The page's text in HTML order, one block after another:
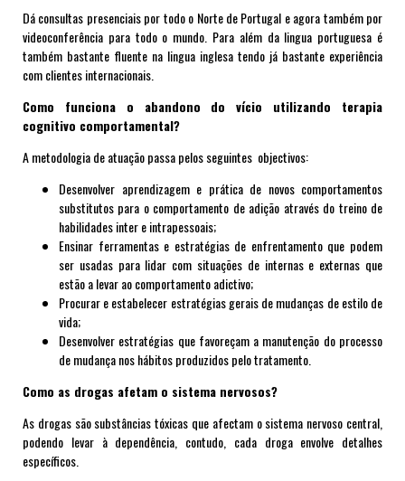
Dá consultas presenciais por todo o Norte de Portugal e agora também por
videoconferência para todo o mundo. Para além da lingua portuguesa é
também bastante fluente na lingua inglesa tendo já bastante experiência
com clientes internacionais.
Como funciona o abandono do vício utilizando terapia
cognitivo comportamental?
A metodologia de atuação passa pelos seguintes objectivos:
Desenvolver aprendizagem e prática de novos comportamentos
substitutos para o comportamento de adição através do treino de
habilidades inter e intrapessoais;
Ensinar ferramentas e estratégias de enfrentamento que podem
ser usadas para lidar com situações de internas e externas que
estão a levar ao comportamento adictivo;
Procurar e estabelecer estratégias gerais de mudanças de estilo de
vida;
Desenvolver estratégias que favoreçam a manutenção do processo
de mudança nos hábitos produzidos pelo tratamento.
Como as drogas afetam o sistema nervosos?
As drogas são substâncias tóxicas que afectam o sistema nervoso central,
podendo levar à dependência, contudo, cada droga envolve detalhes
específicos.